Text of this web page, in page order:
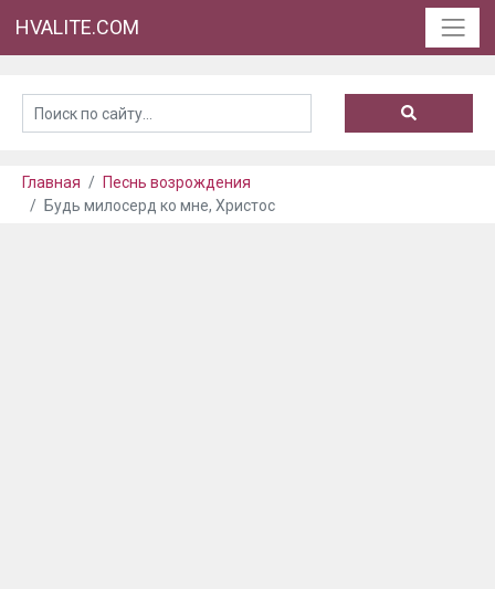
HVALITE.COM
Главная
Песнь возрождения
Будь милосерд ко мне, Христос